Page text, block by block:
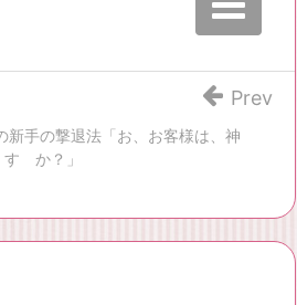
新手の撃退法「お、お客様は、神
か？」
Prev